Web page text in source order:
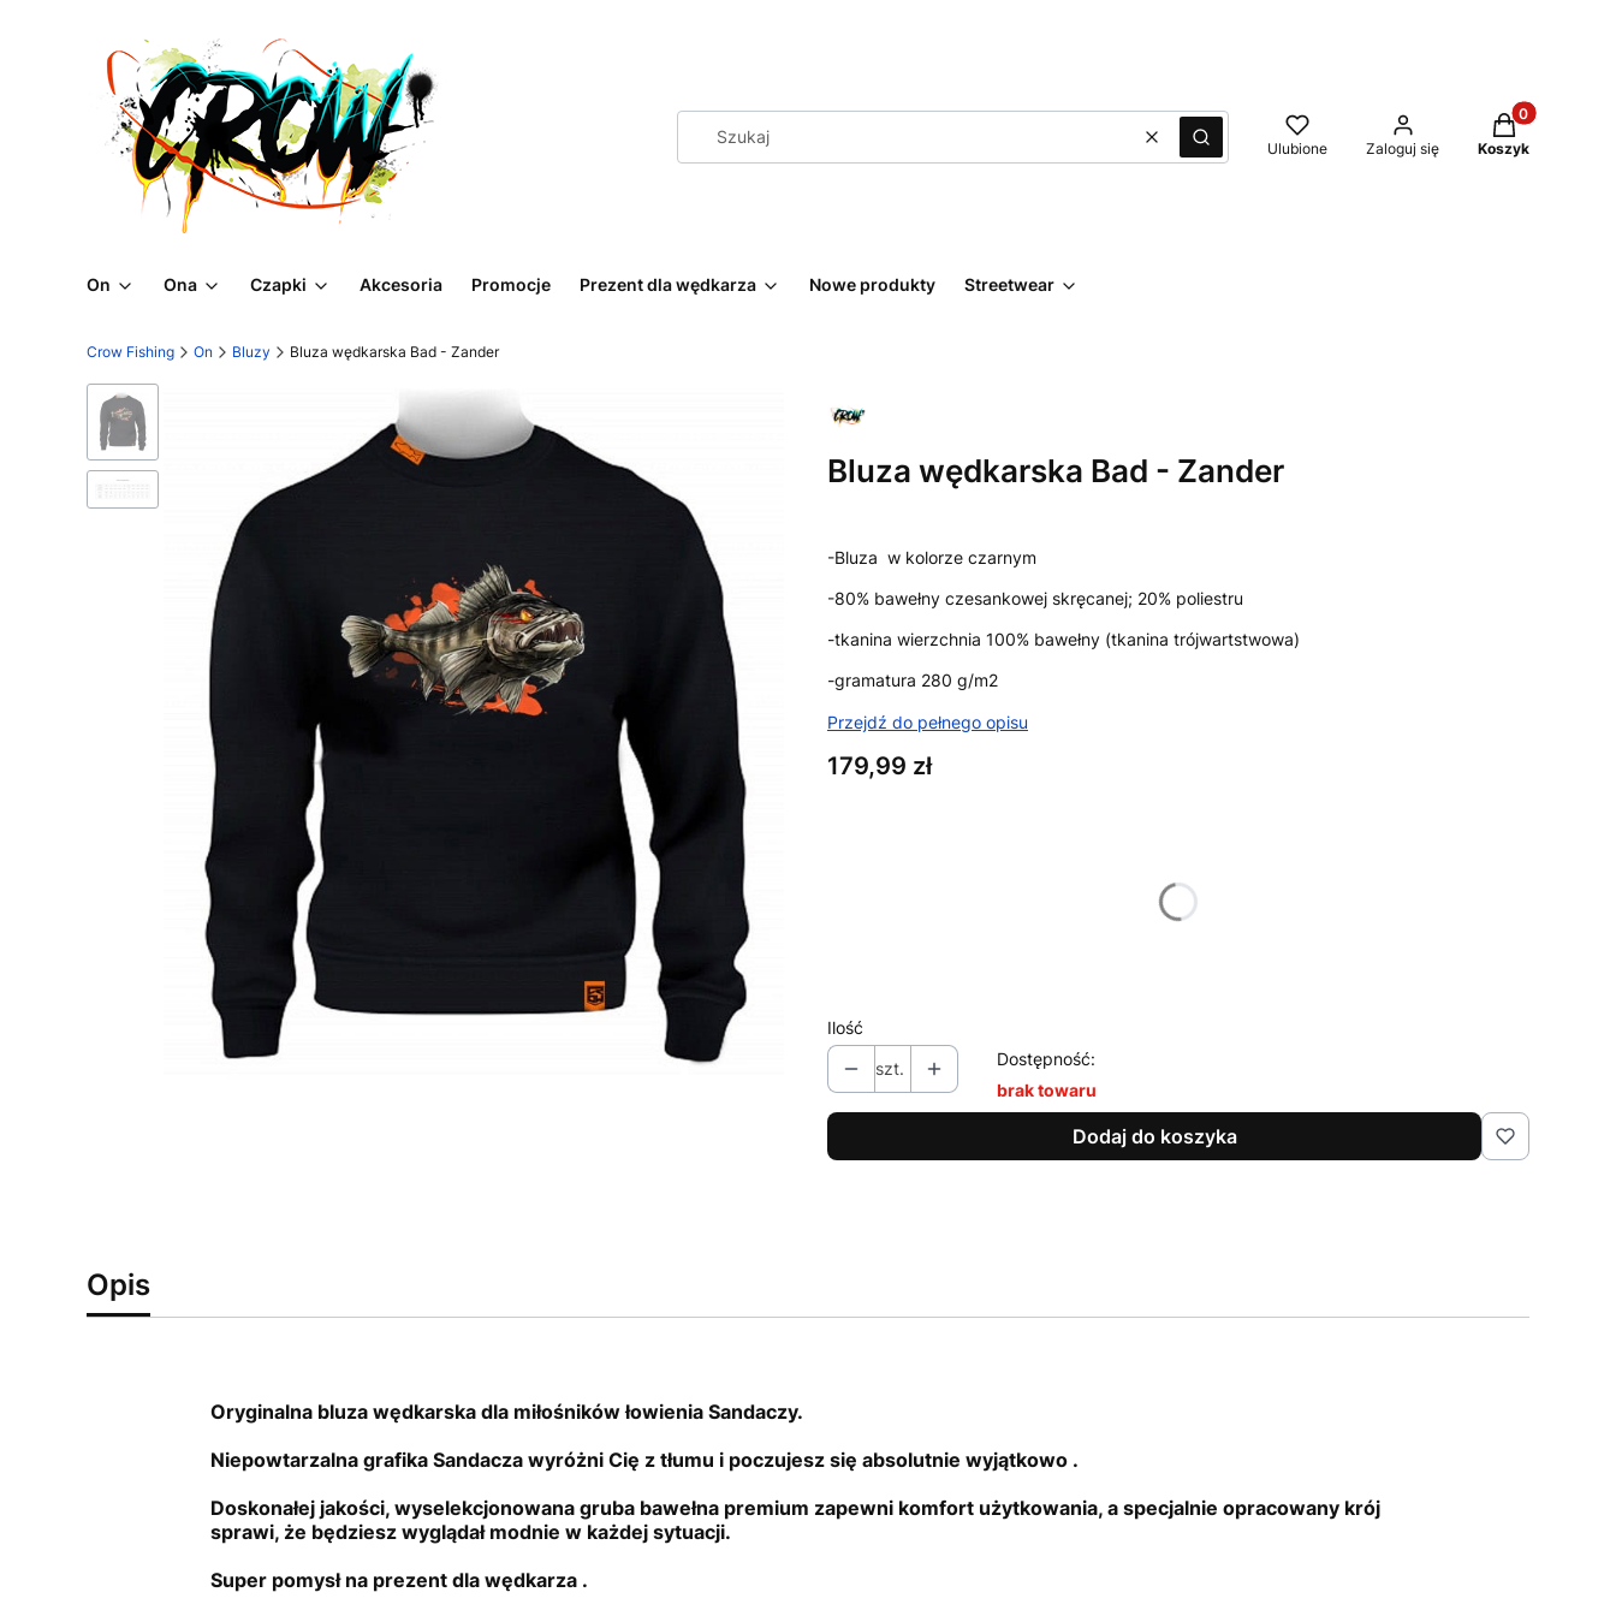
WyczyśćSzukaj Ulubione Zaloguj się
Produkty w
Koszyk
On Ona Czapki Akcesoria Promocje Prezent dla wędkarza Nowe produkty Streetwear
Crow Fishing On Bluzy Bluza wędkarska Bad - Zander
Bluza wędkarska Bad - Zander
-Bluza w kolorze czarnym
-80% bawełny czesankowej skręcanej; 20% poliestru
-tkanina wierzchnia 100% bawełny (tkanina trójwartstwowa)
-gramatura 280 g/m2
Przejdź do pełnego opisu
Cena
179,99 zł
Ilość
szt.
Dostępność:
brak towaru
Dodaj do koszyka
Opis
Oryginalna bluza wędkarska dla miłośników łowienia Sandaczy.
Niepowtarzalna grafika Sandacza wyróżni Cię z tłumu i poczujesz się absolutnie wyjątkowo .
Doskonałej jakości, wyselekcjonowana gruba bawełna premium zapewni komfort użytkowania, a specjalnie opracowany krój
sprawi, że będziesz wyglądał modnie w każdej sytuacji.
Super pomysł na prezent dla wędkarza .